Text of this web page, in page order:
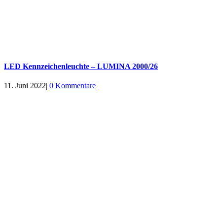
LED Kennzeichenleuchte – LUMINA 2000/26
11. Juni 2022| 0 Kommentare